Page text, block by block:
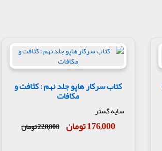
کتاب سرکار هاپو جلد نهم : کثافت و
مکافات
سایه گستر
176,000 تومان 220,000 تومان